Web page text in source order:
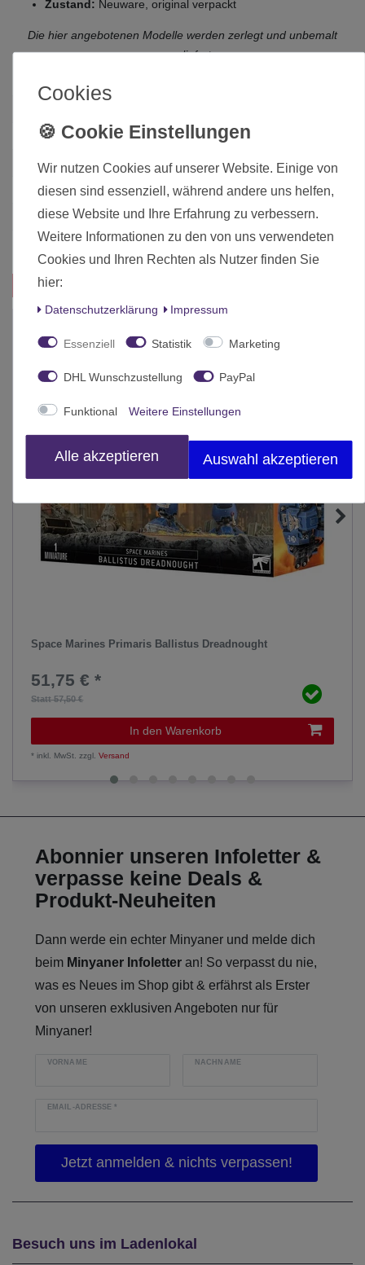
Zustand: Neuware, original verpackt
Die hier angebotenen Modelle werden zerlegt und unbemalt
ausgeliefert.
Art.-ID 1872
Altersfreigabe Ohne Altersbeschränkung
Hersteller Games Workshop
Herstellungsland United Kingdom
Inhalt 1 Stück
Das passt zu diesem Produkt:
Space Marines Primaris Ballistus Dreadnought
Statt 57,50 €
51,75 € *
In den Warenkorb
*inkl. MwSt. zzgl.Versand
Abonnier unseren Infoletter &
verpasse keine Deals &
Produkt-Neuheiten
Dann werde ein echter Minyaner und melde dich
beim Minyaner Infoletter an! So verpasst du nie,
was es Neues im Shop gibt & erfährst als Erster
von unseren exklusiven Angeboten nur für
Minyaner!
VORNAME NACHNAME
EMAIL-ADRESSE*
Besuch uns im Ladenlokal
Cookies
Wir nutzen Cookies auf unserer Website. Einige von
diesen sind essenziell, während andere uns helfen,
diese Website und Ihre Erfahrung zu verbessern.
Weitere Informationen zu den von uns verwendeten
Cookies und Ihren Rechten als Nutzer finden Sie
hier:
Daten­schutz­erklärung Impressum
Essenziell Statistik Marketing
DHL Wunschzustellung PayPal
Funktional Weitere Einstellungen
Alle akzeptieren Auswahl akzeptieren